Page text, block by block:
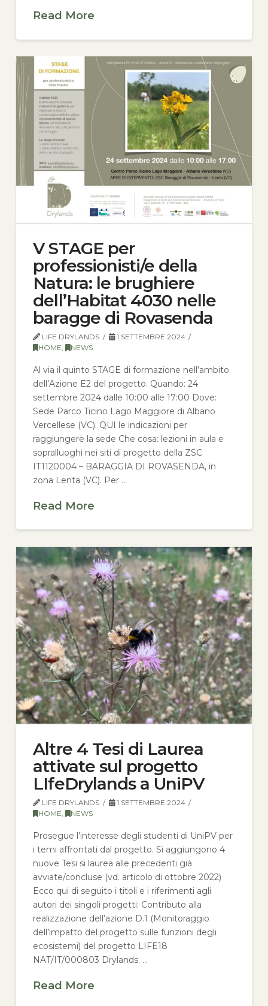
Read More
V STAGE per
professionisti/e della
Natura: le brughiere
dell’Habitat 4030 nelle
baragge di Rovasenda
LIFE DRYLANDS
1 SETTEMBRE 2024
HOME , NEWS
Al via il quinto STAGE di formazione nell’ambito
dell’Azione E2 del progetto. Quando: 24
settembre 2024 dalle 10:00 alle 17:00 Dove:
Sede Parco Ticino Lago Maggiore di Albano
Vercellese (VC). QUI le indicazioni per
raggiungere la sede Che cosa: lezioni in aula e
sopralluoghi nei siti di progetto della ZSC
IT1120004 – BARAGGIA DI ROVASENDA, in
zona Lenta (VC). Per …
Read More
Altre 4 Tesi di Laurea
attivate sul progetto
LIfeDrylands a UniPV
LIFE DRYLANDS
1 SETTEMBRE 2024
HOME , NEWS
Prosegue l’interesse degli studenti di UniPV per
i temi affrontati dal progetto. Si aggiungono 4
nuove Tesi si laurea alle precedenti già
avviate/concluse (vd. articolo di ottobre 2022)
Ecco qui di seguito i titoli e i riferimenti agli
autori dei singoli progetti: Contributo alla
realizzazione dell’azione D.1 (Monitoraggio
dell’impatto del progetto sulle funzioni degli
ecosistemi) del progetto LIFE18
NAT/IT/000803 Drylands. …
Read More